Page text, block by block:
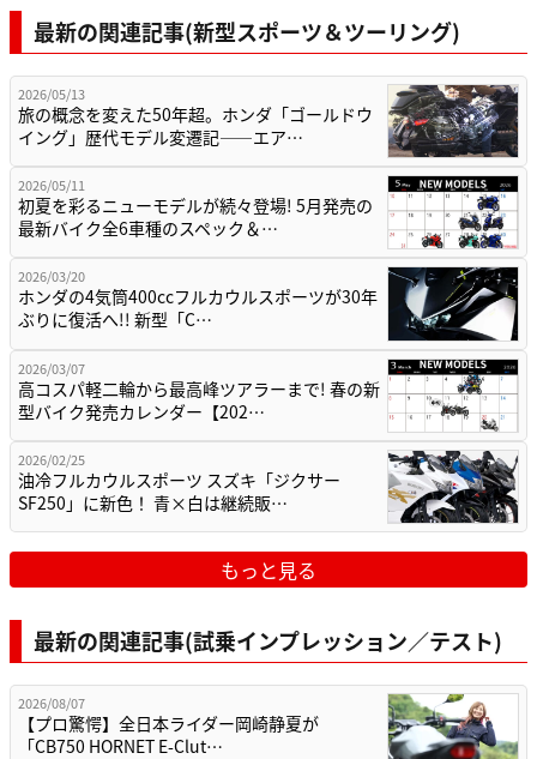
最新の関連記事(新型スポーツ＆ツーリング)
2026/05/13
旅の概念を変えた50年超。ホンダ「ゴールドウ
イング」歴代モデル変遷記——エア…
2026/05/11
初夏を彩るニューモデルが続々登場! 5月発売の
最新バイク全6車種のスペック＆…
2026/03/20
ホンダの4気筒400ccフルカウルスポーツが30年
ぶりに復活へ!! 新型「C…
2026/03/07
高コスパ軽二輪から最高峰ツアラーまで! 春の新
型バイク発売カレンダー【202…
2026/02/25
油冷フルカウルスポーツ スズキ「ジクサー
SF250」に新色！ 青×白は継続販…
もっと見る
最新の関連記事(試乗インプレッション／テスト)
2026/08/07
【プロ驚愕】全日本ライダー岡崎静夏が
「CB750 HORNET E-Clut…